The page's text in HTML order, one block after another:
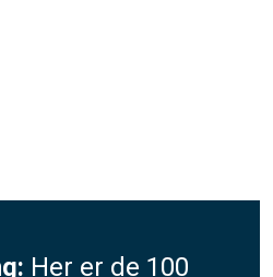
Her er de 100